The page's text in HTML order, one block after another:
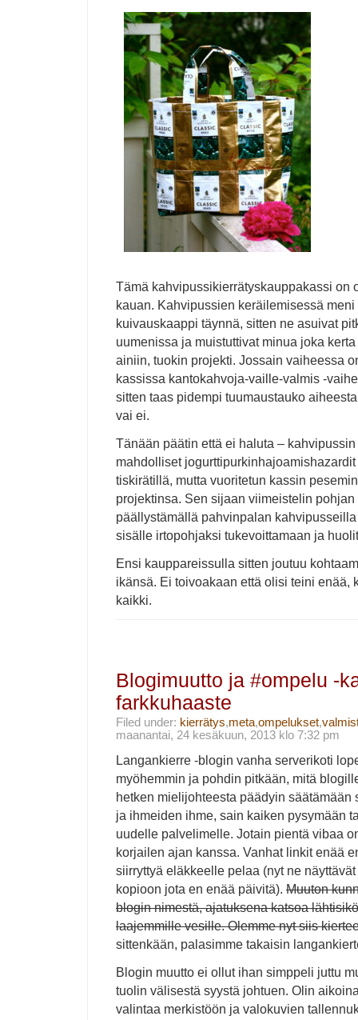
Tämä kahvipussikierrätyskauppakassi on
kauan. Kahvipussien keräilemisessä
kuivauskaappi täynnä, sitten ne asuivat
uumenissa ja muistuttivat minua joka
ainiin, tuokin projekti. Jossain vaiheessa
kassissa kantokahvoja-vaille-valmis -
sitten taas pidempi tuumaustauko
vai ei.
Tänään päätin että ei haluta –
mahdolliset
tiskirätillä, mutta vuoritetun kassin
projektinsa. Sen sijaan viimeistelin
päällystämällä pahvinpalan
sisälle irtopohjaksi tukevoittamaan ja
Ensi kauppareissulla sitten joutuu
ikänsä. Ei toivoakaan että olisi teini enää,
kaikki.
Blogimuutto ja #ompelu -
farkkuhaaste
Filed under: kierrätys,meta,ompelukset,
maanantai, 24 kesäkuun, 2013 klo 7:32 pm
Langankierre -blogin vanha serverikoti
myöhemmin ja pohdin pitkään, mitä
hetken mielijohteesta päädyin säätämään
ja ihmeiden ihme, sain kaiken pysymään
uudelle palvelimelle. Jotain pientä vibaa
korjailen ajan kanssa. Vanhat linkit enää
siirryttyä eläkkeelle pelaa (nyt ne
kopioon jota en enää päivitä). Muuton
blogin nimestä, ajatuksena katsoa
laajemmille vesille. Olemme nyt siis
sittenkään, palasimme takaisin
Blogin muutto ei ollut ihan simppeli juttu
tuolin välisestä syystä johtuen. Olin
valintaa merkistöön ja valokuvien